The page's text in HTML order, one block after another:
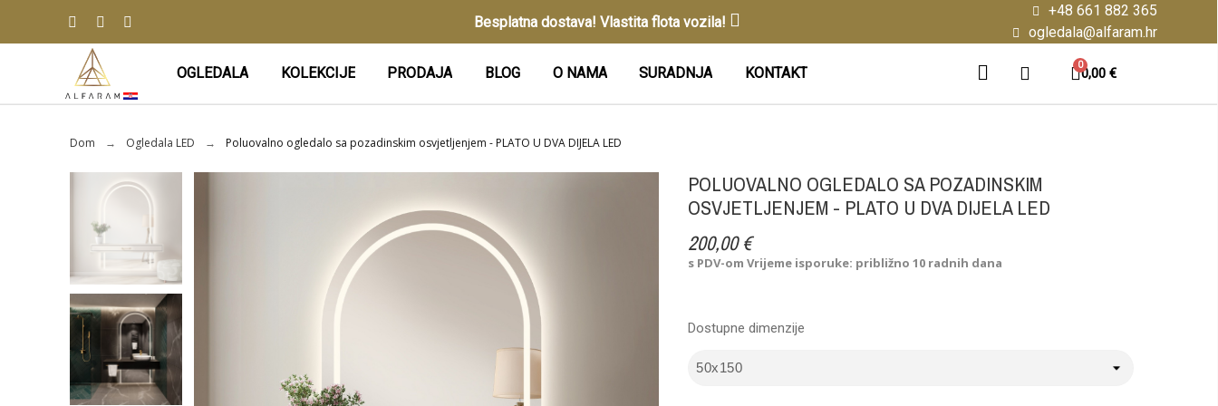
Besplatna dostava! Vlastita flota vozila!
+48 661 882 365
ogledala@alfaram.hr
OGLEDALA KOLEKCIJE PRODAJA BLOG O NAMA SURADNJA KONTAKT 0,00 €
Dom Ogledala LED Poluovalno ogledalo sa pozadinskim osvjetljenjem - PLATO U DVA DIJELA LED
POLUOVALNO OGLEDALO SA POZADINSKIM
OSVJETLJENJEM - PLATO U DVA DIJELA LED
200,00 €
s PDV-omVrijeme isporuke: približno 10 radnih dana
Dostupne dimenzije